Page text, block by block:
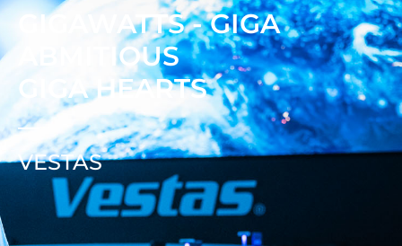
GIGAWATTS -GIGA
ABMITIOUS
GIGA HEARTS
VESTAS